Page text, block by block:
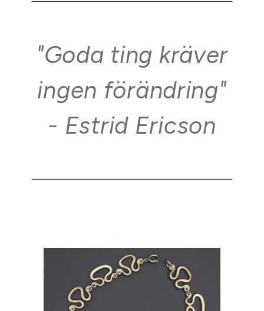
"Goda ting kräver
ingen förändring"
- Estrid Ericson